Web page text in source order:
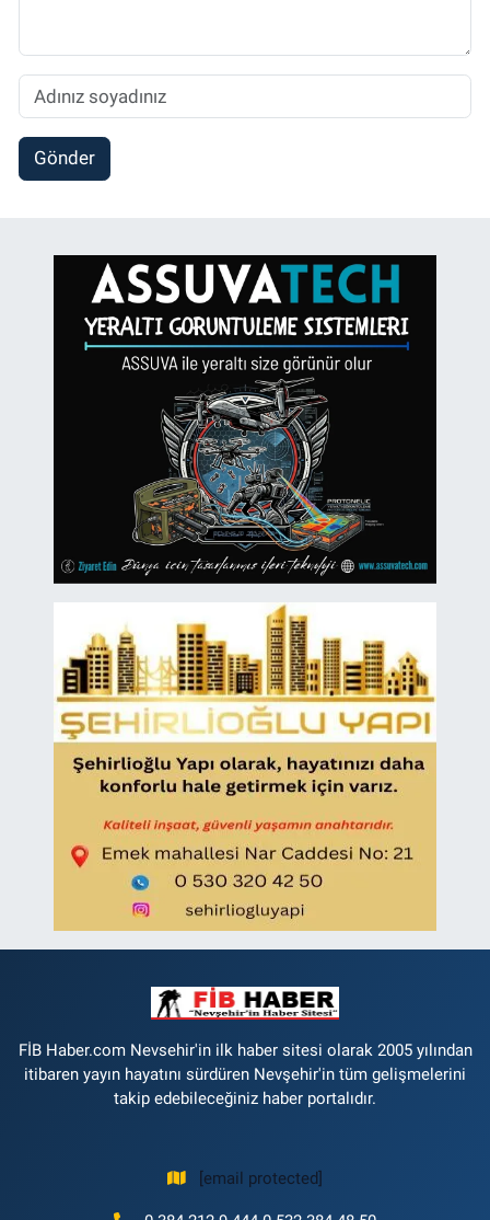
Gönder
FİB Haber.com Nevsehir'in ilk haber sitesi olarak 2005 yılından
itibaren yayın hayatını sürdüren Nevşehir'in tüm gelişmelerini
takip edebileceğiniz haber portalıdır.
[email protected]